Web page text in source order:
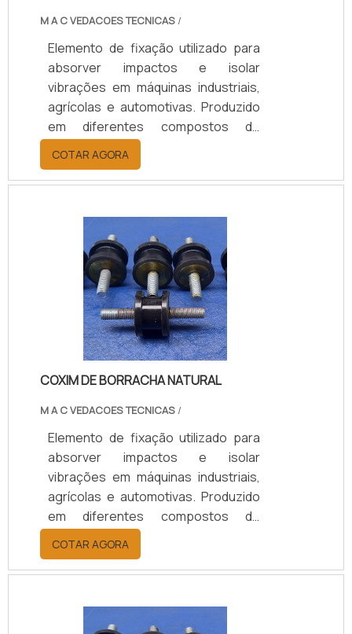
M A C VEDACOES TECNICAS /
Elemento de fixação utilizado para
absorver impactos e isolar
vibrações em máquinas industriais,
agrícolas e automotivas. Produzido
em diferentes compostos de
borracha (Natural/SBR, Neoprene,
EPDM), conforme a necessidade de
carga, temperatura e nível de
equipamentos. Disponível em
modelos personalizados, com
suporte técnico especializado para
a escolha adequada, prazos de
entrega ágeis e condições flexíveis.
COTAR AGORA
COXIM DE BORRACHA NATURAL
M A C VEDACOES TECNICAS /
Elemento de fixação utilizado para
absorver impactos e isolar
vibrações em máquinas industriais,
agrícolas e automotivas. Produzido
em diferentes compostos de
borracha (Natural/SBR, Neoprene,
EPDM), conforme a necessidade de
carga, temperatura e nível de
COTAR AGORA